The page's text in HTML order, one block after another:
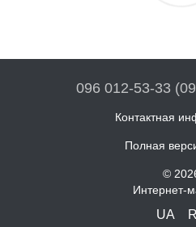
096 012-53-33
Контактная
Полная
©
Интернет-
UA